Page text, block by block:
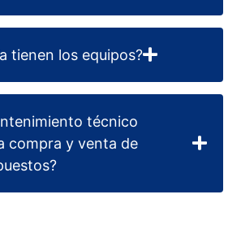
tienen los equipos?
técnico
compra y venta de